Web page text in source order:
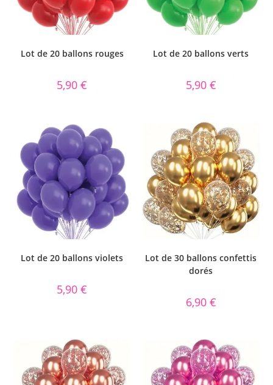
Lot de 20 ballons rouges
5,90€
Lot de 20 ballons verts
5,90 €
Lot de 20 ballons violets
5,90€
Lot de 30 ballons confettis
dorés
6,90 €